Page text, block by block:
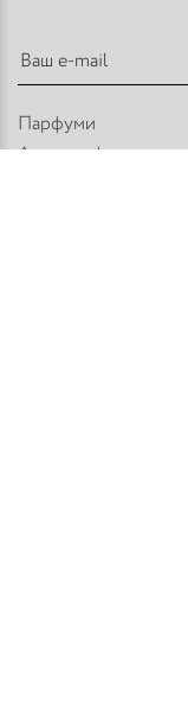
Парфуми
Аромадифузори